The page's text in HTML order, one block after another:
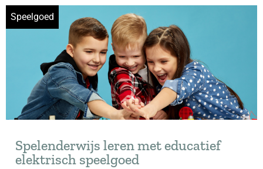
Speelgoed
Spelenderwijs leren met educatief
elektrisch speelgoed